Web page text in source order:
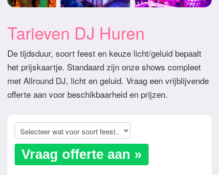
Tarieven DJ Huren
De tijdsduur, soort feest en keuze licht/geluid bepaalt
het prijskaartje. Standaard zijn onze shows compleet
met Allround DJ, licht en geluid. Vraag een vrijblijvende
offerte aan voor beschikbaarheid en prijzen.
Vraag offerte aan »